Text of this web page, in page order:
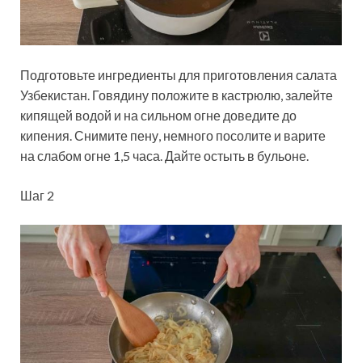
Подготовьте ингредиенты для приготовления салата
Узбекистан. Говядину положите в кастрюлю, залейте
кипящей водой и на сильном огне доведите до
кипения. Снимите пену, немного посолите и варите
на слабом огне 1,5 часа. Дайте остыть в бульоне.
Шаг 2